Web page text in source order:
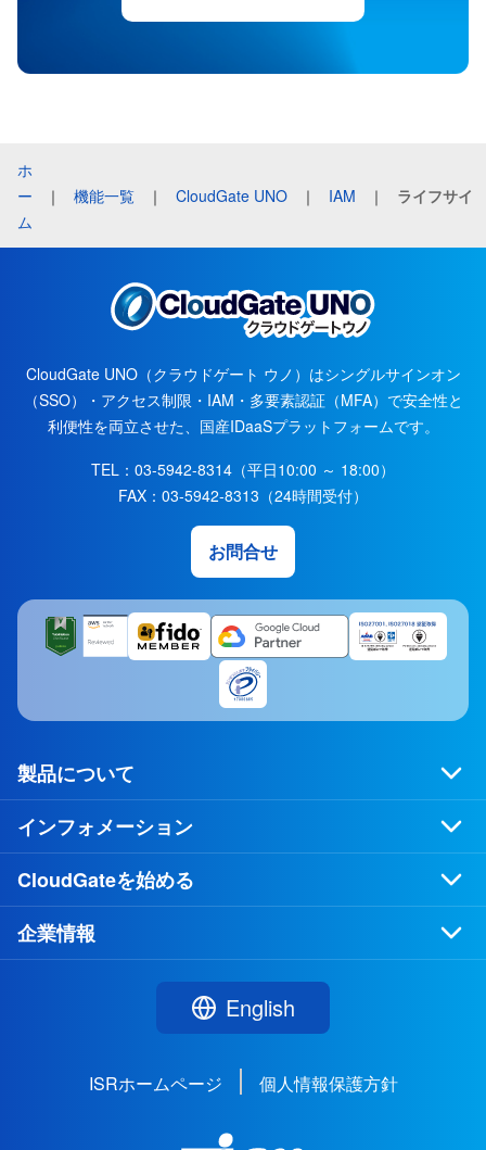
ホ
ー
ム
｜ 機能一覧 ｜ CloudGate UNO ｜ IAM ｜ ライフサイ
CloudGate UNO（クラウドゲート ウノ）はシングルサインオン
（SSO）・アクセス制限・IAM・多要素認証（MFA）で安全性と
利便性を両立させた、国産IDaaSプラットフォームです。
TEL： 03-5942-8314 （平日10:00 ～ 18:00）
FAX： 03-5942-8313 （24時間受付）
お問合せ
製品について
インフォメーション
CloudGateを始める
企業情報
English
ISRホームページ 個人情報保護方針